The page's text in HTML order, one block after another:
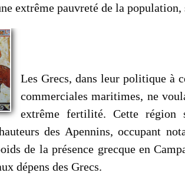
extrême pauvreté de la
Les Grecs, dans leur politique à
commerciales maritimes, ne
extrême fertilité. Cette région
des Apennins, occupant
de la présence grecque en
dépens des Grecs.